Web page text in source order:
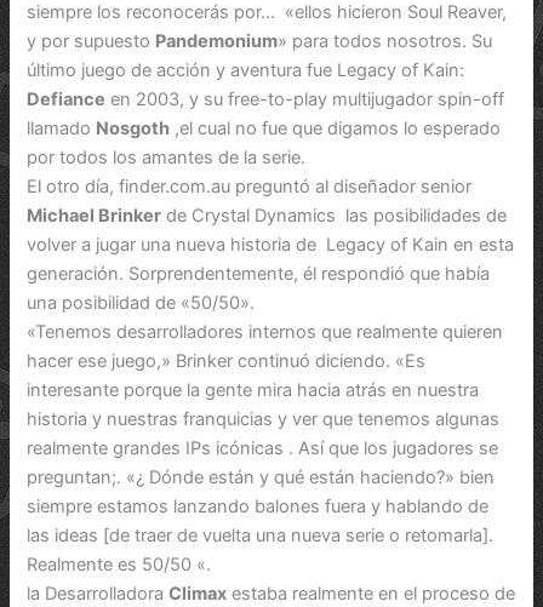
siempre los reconocerás por… «ellos hicieron Soul Reaver,
y por supuesto Pandemonium» para todos nosotros. Su
último juego de acción y aventura fue Legacy of Kain:
Defiance en 2003, y su free-to-play multijugador spin-off
llamado Nosgoth ,el cual no fue que digamos lo esperado
por todos los amantes de la serie.
El otro día, finder.com.au preguntó al diseñador senior
Michael Brinker de Crystal Dynamics las posibilidades de
volver a jugar una nueva historia de Legacy of Kain en esta
generación. Sorprendentemente, él respondió que había
una posibilidad de «50/50».
«Tenemos desarrolladores internos que realmente quieren
hacer ese juego,» Brinker continuó diciendo. «Es
interesante porque la gente mira hacia atrás en nuestra
historia y nuestras franquicias y ver que tenemos algunas
realmente grandes IPs icónicas . Así que los jugadores se
preguntan;. «¿ Dónde están y qué están haciendo?» bien
siempre estamos lanzando balones fuera y hablando de
las ideas [de traer de vuelta una nueva serie o retomarla].
Realmente es 50/50 «.
la DesarrolladoraClimax estaba realmente en el proceso de